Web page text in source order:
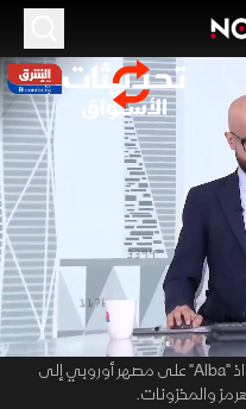
00:11 27:17
القطاع البنكي يدعم القاهرة.. "S&P Dow Jones"
حافظت البورصة المصرية على تماسكها رغم مقترح "S&P Dow Jones" خفض
قوية ودعم من القطاع البنكي.
محدود، بينما تباين أداء الخليج.
وبرزت صفقات وطروحات كبرى، من استحواذ "Alba" على مصهر أوروبي إلى
والمخزونات.